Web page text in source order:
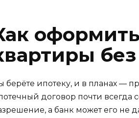
берёте ипотеку, и в планах —
договор почти всегда
а банк может его не